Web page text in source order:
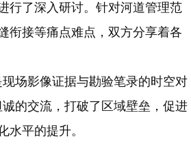
行了深入研讨。针对河道管理范
衔接等痛点难点，双方分享着各
场影像证据与勘验笔录的时空对
的交流，打破了区域壁垒，促进
水平的提升。